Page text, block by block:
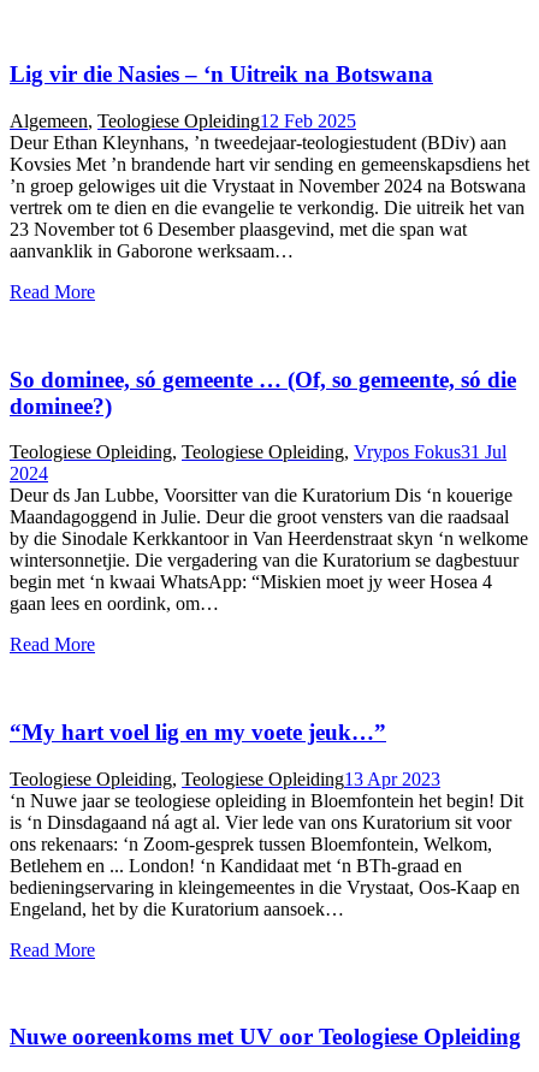
Lig vir die Nasies – ‘n Uitreik na Botswana
Algemeen, Teologiese Opleiding12 Feb 2025
Deur Ethan Kleynhans, ’n tweedejaar-teologiestudent (BDiv) aan
Kovsies Met ’n brandende hart vir sending en gemeenskapsdiens het
’n groep gelowiges uit die Vrystaat in November 2024 na Botswana
vertrek om te dien en die evangelie te verkondig. Die uitreik het van
23 November tot 6 Desember plaasgevind, met die span wat
aanvanklik in Gaborone werksaam…
Read More
So dominee, só gemeente … (Of, so gemeente, só die
dominee?)
Teologiese Opleiding, Teologiese Opleiding, Vrypos Fokus31 Jul
2024
Deur ds Jan Lubbe, Voorsitter van die Kuratorium Dis ‘n kouerige
Maandagoggend in Julie. Deur die groot vensters van die raadsaal
by die Sinodale Kerkkantoor in Van Heerdenstraat skyn ‘n welkome
wintersonnetjie. Die vergadering van die Kuratorium se dagbestuur
begin met ‘n kwaai WhatsApp: “Miskien moet jy weer Hosea 4
gaan lees en oordink, om…
Read More
“My hart voel lig en my voete jeuk…”
Teologiese Opleiding, Teologiese Opleiding13 Apr 2023
‘n Nuwe jaar se teologiese opleiding in Bloemfontein het begin! Dit
is ‘n Dinsdagaand ná agt al. Vier lede van ons Kuratorium sit voor
ons rekenaars: ‘n Zoom-gesprek tussen Bloemfontein, Welkom,
Betlehem en ... London! ‘n Kandidaat met ‘n BTh-graad en
bedieningservaring in kleingemeentes in die Vrystaat, Oos-Kaap en
Engeland, het by die Kuratorium aansoek…
Read More
Nuwe ooreenkoms met UV oor Teologiese Opleiding